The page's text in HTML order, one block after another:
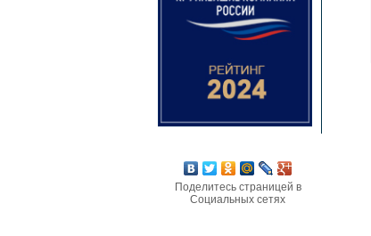
Поделитесь страницей в
Социальных сетях